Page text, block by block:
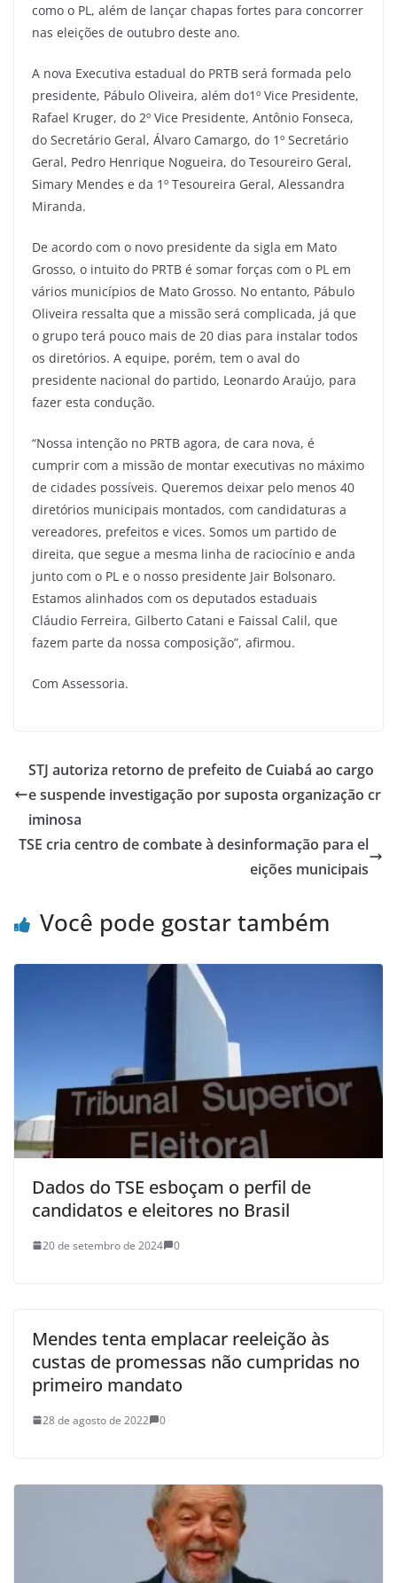
como o PL, além de lançar chapas fortes para concorrer
nas eleições de outubro deste ano.
A nova Executiva estadual do PRTB será formada pelo
presidente, Pábulo Oliveira, além do1º Vice Presidente,
Rafael Kruger, do 2º Vice Presidente, Antônio Fonseca,
do Secretário Geral, Álvaro Camargo, do 1º Secretário
Geral, Pedro Henrique Nogueira, do Tesoureiro Geral,
Simary Mendes e da 1º Tesoureira Geral, Alessandra
Miranda.
De acordo com o novo presidente da sigla em Mato
Grosso, o intuito do PRTB é somar forças com o PL em
vários municípios de Mato Grosso. No entanto, Pábulo
Oliveira ressalta que a missão será complicada, já que
o grupo terá pouco mais de 20 dias para instalar todos
os diretórios. A equipe, porém, tem o aval do
presidente nacional do partido, Leonardo Araújo, para
fazer esta condução.
“Nossa intenção no PRTB agora, de cara nova, é
cumprir com a missão de montar executivas no máximo
de cidades possíveis. Queremos deixar pelo menos 40
diretórios municipais montados, com candidaturas a
vereadores, prefeitos e vices. Somos um partido de
direita, que segue a mesma linha de raciocínio e anda
junto com o PL e o nosso presidente Jair Bolsonaro.
Estamos alinhados com os deputados estaduais
Cláudio Ferreira, Gilberto Catani e Faissal Calil, que
fazem parte da nossa composição”, afirmou.
Com Assessoria.
STJ autoriza retorno de prefeito de Cuiabá ao cargo
e suspende investigação por suposta organização cr
iminosa
TSE cria centro de combate à desinformação para el
eições municipais
Você pode gostar também
Dados do TSE esboçam o perfil de
candidatos e eleitores no Brasil
20 de setembro de 2024 0
Mendes tenta emplacar reeleição às
custas de promessas não cumpridas no
primeiro mandato
28 de agosto de 2022 0